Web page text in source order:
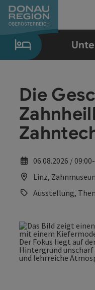
Zum Inhalt
Zur Navigation
Zum Seitenanfang
Zur Kontaktseite
Zum Impressum
Zur Startseite
Die
06.08.2026 /
Linz,
Ausstellung,